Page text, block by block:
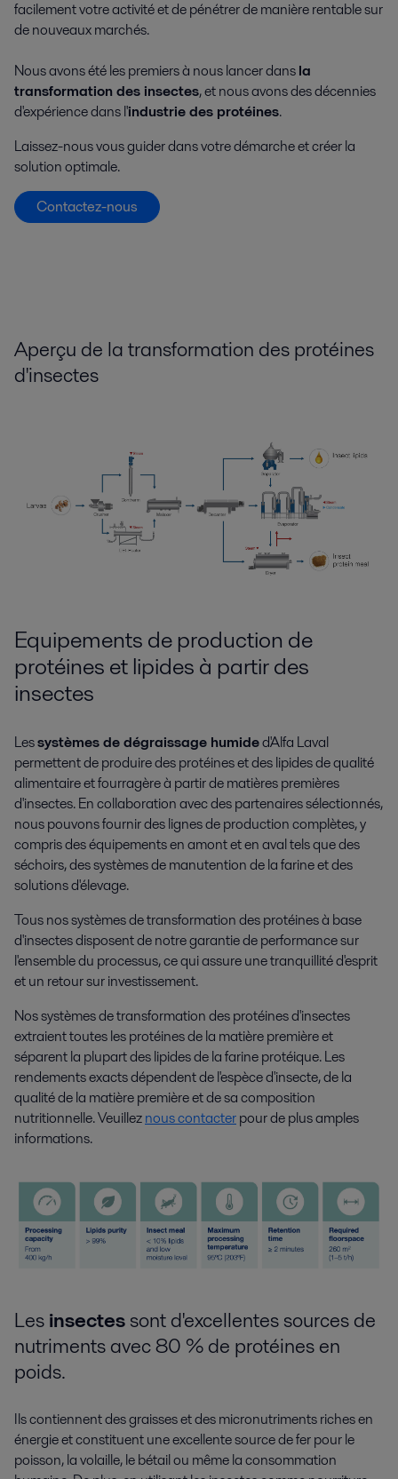
facilement votre activité et de pénétrer de manière rentable sur
de nouveaux marchés.
Nous avons été les premiers à nous lancer dansla
transformation des insectes, et nous avons des décennies
d'expérience dans l'industrie des protéines.
Laissez-nous vous guider dans votre démarche et créer la
solution optimale.
Contactez-nous
Aperçu de latransformation desprotéines
d'insectes
Equipements de production de
protéines et lipides à partir des
insectes
Lessystèmes de dégraissage humided'Alfa Laval
permettent de produire des protéines et des lipides de qualité
alimentaire et fourragère à partir de matières premières
d'insectes. En collaboration avec des partenaires sélectionnés,
nous pouvons fournir des lignes de production complètes, y
compris des équipements en amont et en aval tels que des
séchoirs, des systèmes de manutention de la farine et des
solutions d'élevage.
Tous nos systèmes de transformation des protéines à base
d'insectes disposent de notre garantie de performance sur
l'ensemble du processus, ce qui assure une tranquillité d'esprit
et un retour sur investissement.
Nos systèmes de transformation des protéines d'insectes
extraient toutes les protéines de la matière première et
séparent la plupart des lipides de la farine protéique. Les
rendements exacts dépendent de l'espèce d'insecte, de la
qualité de la matière première et de sa composition
nutritionnelle. Veuilleznous contacterpour de plus amples
informations.
Lesinsectessont d'excellentes sources de
nutriments avec 80 % de protéines en
poids.
Ils contiennent des graisses et des micronutriments riches en
énergie et constituent une excellente source de fer pour le
poisson, la volaille, le bétail ou même la consommation